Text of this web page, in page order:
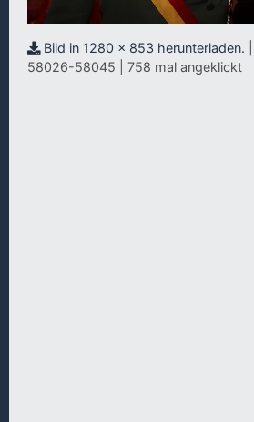
Bild in 1280 x 853 herunterladen.
58026-58045 | 758 mal angeklickt